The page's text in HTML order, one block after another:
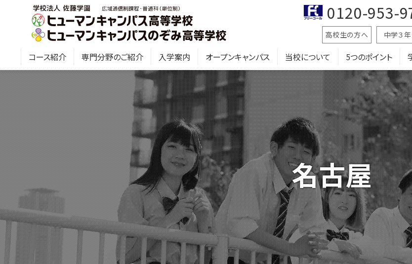
コース紹介 専門分野のご紹介 入学案内 オープンキャンパス 当校について 5つのポイント
高校生の方へ 中学３
0120-953-
名古屋